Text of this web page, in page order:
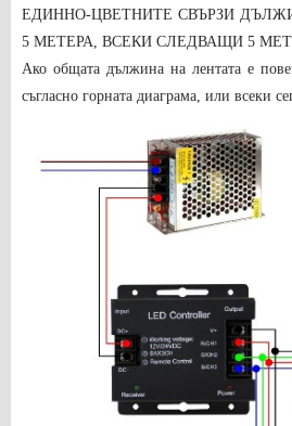
ЕДИННО-ЦВЕТНИТЕ СВЪРЗИ
5 МЕТЕРА, ВСЕКИ СЛЕДВАЩИ 5
Ако общата дължина на лентата е
съгласно горната диаграма, или всеки